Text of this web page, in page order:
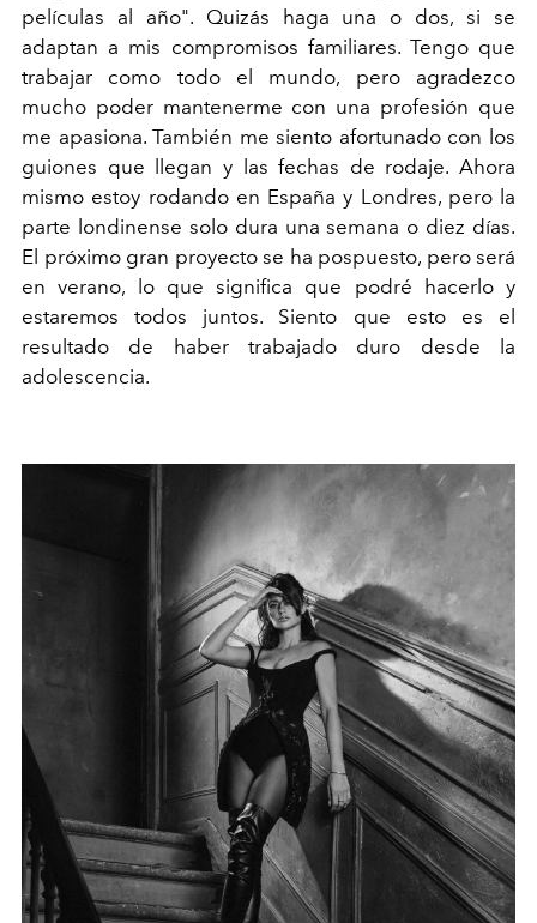
películas al año". Quizás haga una o dos, si se
adaptan a mis compromisos familiares. Tengo que
trabajar como todo el mundo, pero agradezco
mucho poder mantenerme con una profesión que
me apasiona. También me siento afortunado con los
guiones que llegan y las fechas de rodaje. Ahora
mismo estoy rodando en España y Londres, pero la
parte londinense solo dura una semana o diez días.
El próximo gran proyecto se ha pospuesto, pero será
en verano, lo que significa que podré hacerlo y
estaremos todos juntos. Siento que esto es el
resultado de haber trabajado duro desde la
adolescencia.